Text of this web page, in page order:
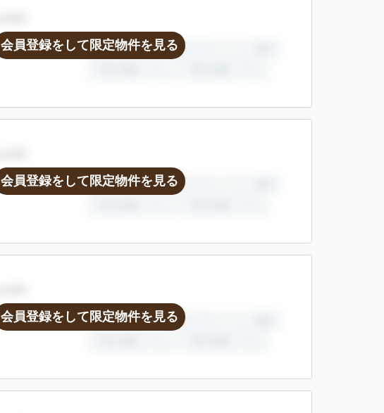
会員登録をして限定物件を見る
会員登録をして限定物件を見る
会員登録をして限定物件を見る